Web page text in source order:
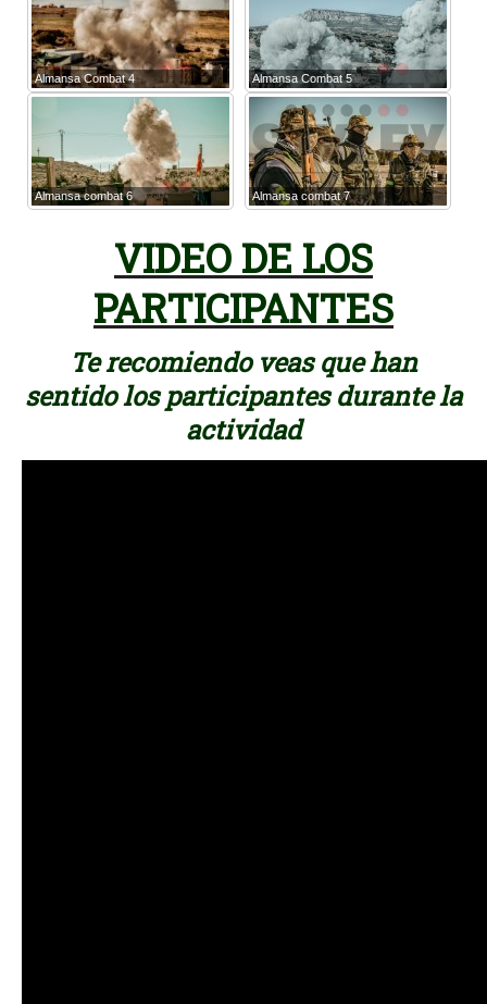
Almansa Combat 4 Almansa Combat 5
Almansa combat 6 Almansa combat 7
VIDEO DE LOS
PARTICIPANTES
Te recomiendo veas que han
sentido los participantes durante la
actividad